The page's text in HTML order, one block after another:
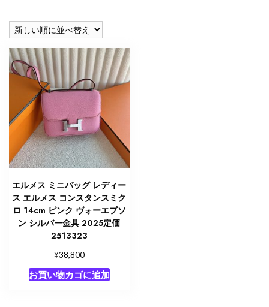
エルメス ミニバッグ レディー
ス エルメス コンスタンスミク
ロ 14cm ピンク ヴォーエプソ
ン シルバー金具 2025定価
2513323
¥38,800
お買い物カゴに追加